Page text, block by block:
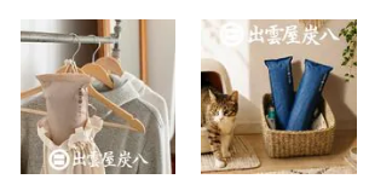
カテゴリー別注意事項（※必ずご確認くだ